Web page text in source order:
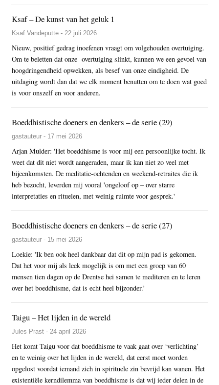
Ksaf – De kunst van het geluk 1
Ksaf Vandeputte - 22 juli 2026
Nieuw, positief gedrag inoefenen vraagt om volgehouden overtuiging.
Om te beletten dat onze overtuiging slinkt, kunnen we een gevoel van
hoogdringendheid opwekken, als besef van onze eindigheid. De
uitdaging wordt dan dat we elk moment benutten om te doen wat goed
is voor onszelf en voor anderen.
Boeddhistische doeners en denkers – de serie (29)
gastauteur - 17 mei 2026
Arjan Mulder: 'Het boeddhisme is voor mij een persoonlijke tocht. Ik
weet dat dit niet wordt aangeraden, maar ik kan niet zo veel met
bijeenkomsten. De meditatie-ochtenden en weekend-retraites die ik
heb bezocht, leverden mij vooral 'ongeloof op – over starre
interpretaties en rituelen, met weinig ruimte voor gesprek.'
Boeddhistische doeners en denkers – de serie (27)
gastauteur - 15 mei 2026
Loekie: 'Ik ben ook heel dankbaar dat dit op mijn pad is gekomen.
Dat het voor mij als leek mogelijk is om met een groep van 60
mensen tien dagen op de Drentse hei samen te mediteren en te leren
over het boeddhisme, dat is echt heel bijzonder.’
Taigu – Het lijden in de wereld
Jules Prast - 24 april 2026
Het komt Taigu voor dat boeddhisme te vaak gaat over ‘verlichting’
en te weinig over het lijden in de wereld, dat eerst moet worden
opgelost voordat iemand zich in spirituele zin bevrijd kan wanen. Het
existentiële kerndilemma van boeddhisme is dat wij ieder delen in de